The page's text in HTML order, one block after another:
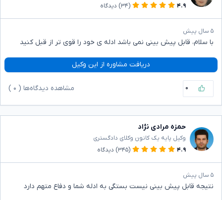
۴.۹ (۳۴) دیدگاه
۵ سال پیش
با سلام، قابل پیش بینی نمی باشد ادله ی خود را قوی تر از قبل کنید
دریافت مشاوره از این وکیل
۰ مشاهده دیدگاه‌ها ( ۰
حمزه مرادی نژاد
وکیل پایه یک کانون وکلای دادگستری
۴.۹
(۳۴۵) دیدگاه
۵ سال پیش
نتیجه قابل پیش بینی نیست بستگی به ادله شما و دفاع متهم دارد